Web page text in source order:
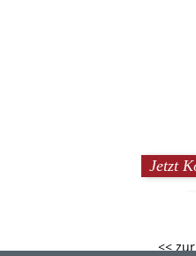
Jetzt
<<